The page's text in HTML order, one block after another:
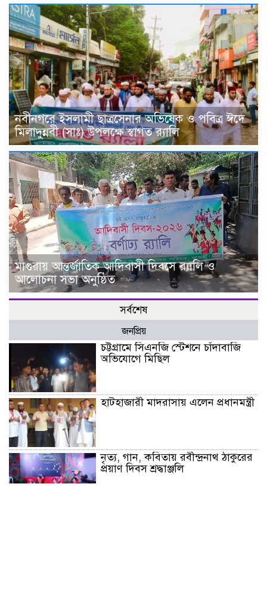
নবীনগরে ইসলামী ছাত্রসেনার অভিষেক ও পবিত্র ঈদে
মিলাদুন্নবী (সাঃ) উপলক্ষে স্বাগত র‍্যালি
মাগুরায় আন্তর্জাতিক আদিবাসী দিবসে র‍্যালি ও
আলোচনা সভা অনুষ্ঠিত
সর্বশেষ
জনপ্রিয়
চট্টগ্রামে সিএনজি স্টেশনে চাঁদাবাজি
অভিযোগে মিছিল
হাটহাজারী মাদরাসায় এলেন প্রধানমন্ত্রী
নৃত্য, গান, কবিতায় রবীন্দ্রনাথ ঠাকুরের
প্রয়াণ দিবস শ্রদ্ধাঞ্জলি